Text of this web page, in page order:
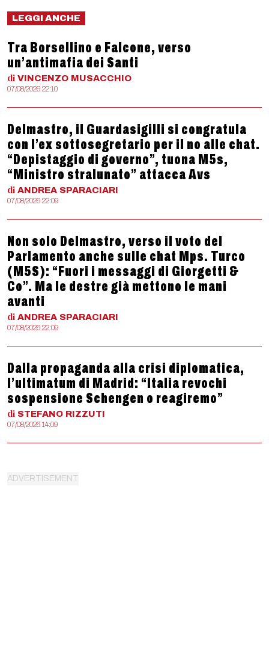
LEGGI ANCHE
Tra Borsellino e Falcone, verso
un’antimafia dei Santi
di VINCENZO MUSACCHIO
07/08/2026 22:10
Delmastro, il Guardasigilli si congratula
con l’ex sottosegretario per il no alle chat.
“Depistaggio di governo”, tuona M5s,
“Ministro stralunato” attacca Avs
di ANDREA SPARACIARI
07/08/2026 22:09
Non solo Delmastro, verso il voto del
Parlamento anche sulle chat Mps. Turco
(M5S): “Fuori i messaggi di Giorgetti &
Co”. Ma le destre già mettono le mani
avanti
di ANDREA SPARACIARI
07/08/2026 22:09
Dalla propaganda alla crisi diplomatica,
l’ultimatum di Madrid: “Italia revochi
sospensione Schengen o reagiremo”
di STEFANO RIZZUTI
07/08/2026 14:09